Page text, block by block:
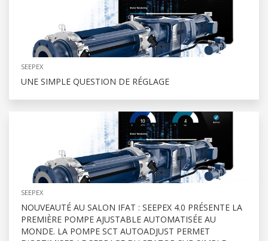
SEEPEX
UNE SIMPLE QUESTION DE RÉGLAGE
SEEPEX
NOUVEAUTÉ AU SALON IFAT : SEEPEX 4.0 PRÉSENTE LA
PREMIÈRE POMPE AJUSTABLE AUTOMATISÉE AU
MONDE. LA POMPE SCT AUTOADJUST PERMET